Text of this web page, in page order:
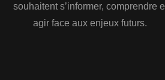
souhaitent s’informer, comprendre
agir face aux enjeux futurs.